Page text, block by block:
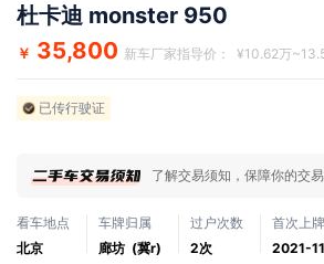
杜卡迪 monster 950
￥ 35,800 新车厂家指导价： ¥10.62万
已传行驶证
了解交易须知，保障你的交
看车地点
北京
车牌归属
廊坊 (冀r)
过户次数
2次
首次上牌
2021-11